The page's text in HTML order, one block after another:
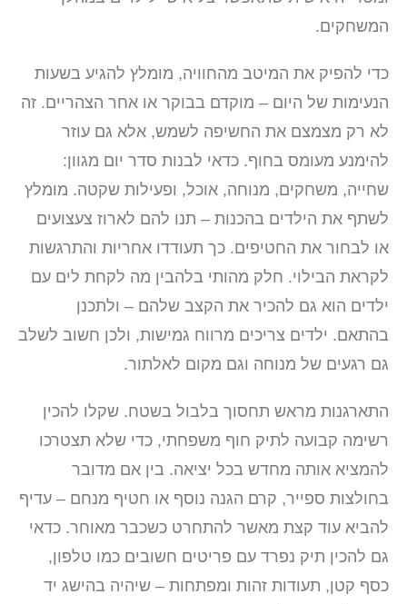
המשחקים.
כדי להפיק את המיטב מהחוויה, מומלץ להגיע בשעות
הנעימות של היום – מוקדם בבוקר או אחר הצהריים. זה
לא רק מצמצם את החשיפה לשמש, אלא גם עוזר
להימנע מעומס בחוף. כדאי לבנות סדר יום מגוון:
שחייה, משחקים, מנוחה, אוכל, ופעילות שקטה. מומלץ
לשתף את הילדים בהכנות – תנו להם לארוז צעצועים
או לבחור את החטיפים. כך תעודדו אחריות והתרגשות
לקראת הבילוי. חלק מהותי בלהבין מה לקחת לים עם
ילדים הוא גם להכיר את הקצב שלהם – ולתכנן
בהתאם. ילדים צריכים מרווח גמישות, ולכן חשוב לשלב
גם רגעים של מנוחה וגם מקום לאלתור.
התארגנות מראש תחסוך בלבול בשטח. שקלו להכין
רשימה קבועה לתיק חוף משפחתי, כדי שלא תצטרכו
להמציא אותה מחדש בכל יציאה. בין אם מדובר
בחולצות ספייר, קרם הגנה נוסף או חטיף מנחם – עדיף
להביא עוד קצת מאשר להתחרט כשכבר מאוחר. כדאי
גם להכין תיק נפרד עם פריטים חשובים כמו טלפון,
כסף קטן, תעודות זהות ומפתחות – שיהיה בהישג יד